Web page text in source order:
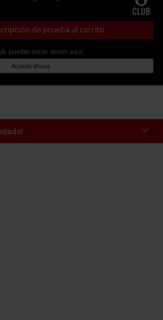
de prueba al carrito.
puedes iniciar sesión aquí:
Accede ahora